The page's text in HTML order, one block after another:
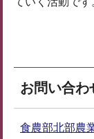
お問い合わ
食農部北部農